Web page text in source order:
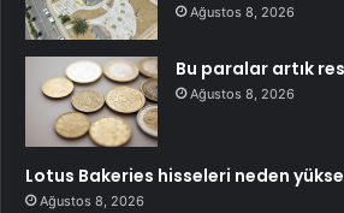
Ağustos 8, 2026
Bu paralar artık
Ağustos 8, 2026
Lotus Bakeries hisseleri neden
Ağustos 8, 2026